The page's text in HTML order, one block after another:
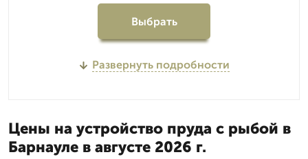
Выбрать
Развернуть подробности
Цены на устройство пруда с рыбой в
Барнауле в августе 2026 г.